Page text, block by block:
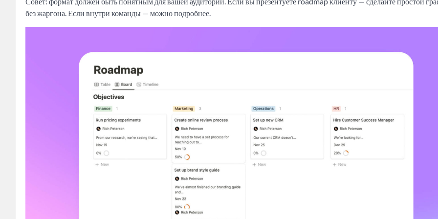
без жаргона. Если внутри команды — можно подробнее.